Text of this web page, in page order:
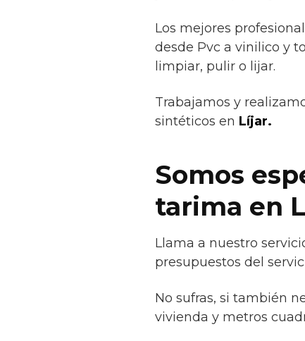
Los mejores
desde Pvc a vinilico y
limpiar, pulir o lijar.
Trabajamos y
sintéticos en Líjar.
Somos
tarima en
Llama a nuestro
presupuestos del
No sufras, si también
vivienda y metros